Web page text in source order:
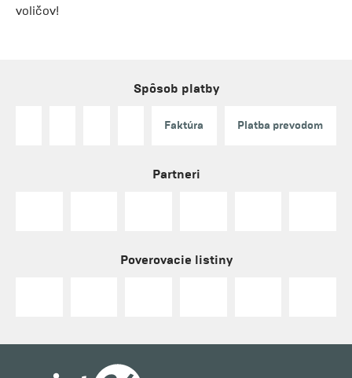
voličov!
Spôsob platby
Faktúra Platba prevodom
Partneri
Poverovacie listiny